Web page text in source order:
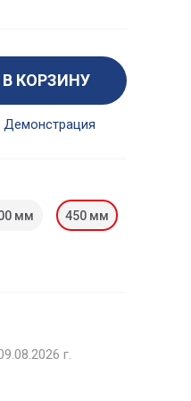
В КОРЗИНУ
Демонстрация
мм 450 мм
г.